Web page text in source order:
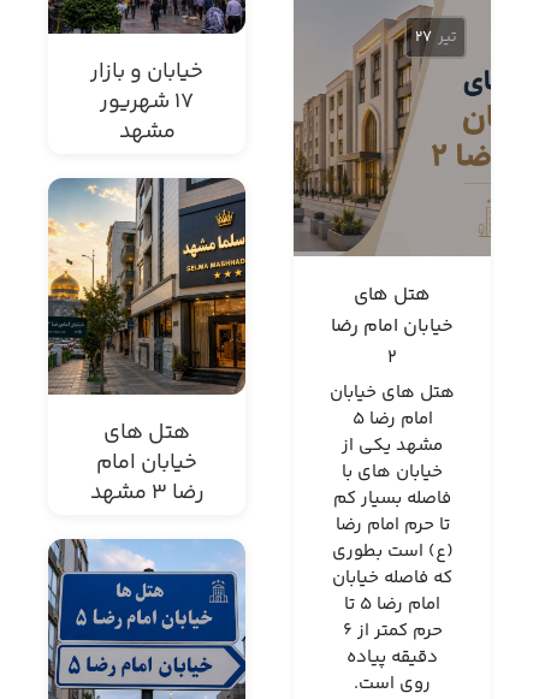
تیر 27
هتل های
خیابان امام رضا
2
هتل های خیابان
امام رضا 5
مشهد یکی از
خیابان های با
فاصله بسیار کم
تا حرم امام رضا
(ع) است بطوری
که فاصله خیابان
امام رضا 5 تا
حرم کمتر از 6
دقیقه پیاده
روی است.
خیابان و بازار
17 شهریور
مشهد
هتل های
خیابان امام
رضا 3 مشهد